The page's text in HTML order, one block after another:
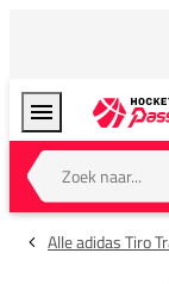
Zoek naar...
Alle adidas Tiro